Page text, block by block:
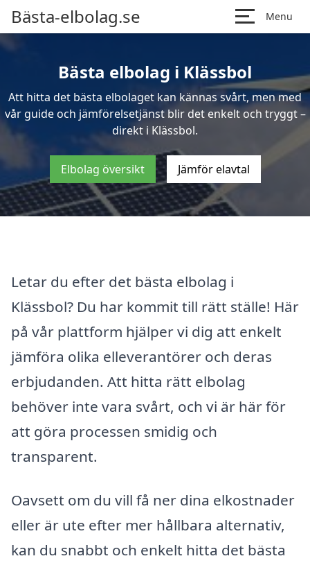
Bästa-elbolag.se Menu
Bästa elbolag i Klässbol
Att hitta det bästa elbolaget kan kännas svårt, men med
vår guide och jämförelsetjänst blir det enkelt och tryggt –
direkt i Klässbol.
Elbolag översikt Jämför elavtal
Letar du efter det bästa elbolag i
Klässbol? Du har kommit till rätt ställe! Här
på vår plattform hjälper vi dig att enkelt
jämföra olika elleverantörer och deras
erbjudanden. Att hitta rätt elbolag
behöver inte vara svårt, och vi är här för
att göra processen smidig och
transparent.
Oavsett om du vill få ner dina elkostnader
eller är ute efter mer hållbara alternativ,
kan du snabbt och enkelt hitta det bästa